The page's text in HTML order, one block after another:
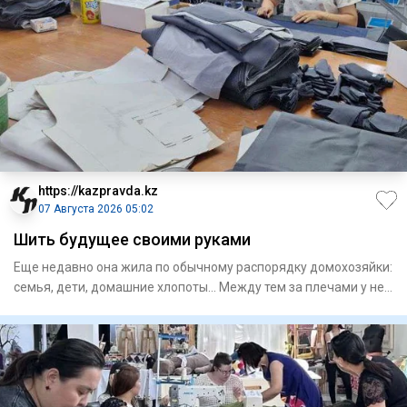
https://kazpravda.kz
07 Августа 2026 05:02
Шить будущее своими руками
Еще недавно она жила по обычному распорядку домохозяйки:
семья, дети, домашние хлопоты... Между тем за плечами у нее